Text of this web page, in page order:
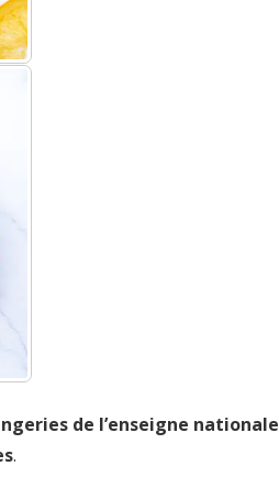
de l’enseigne nationale
.